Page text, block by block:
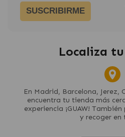
SUSCRIBIRME
Localiza
En Madrid, Barcelona, Jerez,
encuentra tu tienda más
experiencia ¡GUAW!
y recoger en